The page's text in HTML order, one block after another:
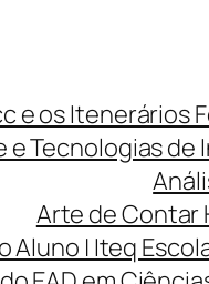
e os Itenerários
Tecnologias de
Arte de Contar
Aluno | Iteq